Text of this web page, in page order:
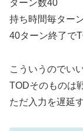
ターン数40
持ち時間毎ター
40ターン終了で
こういうのでい
TODそのものは
ただ入力を遅延